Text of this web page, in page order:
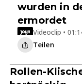
wurden in
ermordet
Videoclip •
Teilen
Rollen-